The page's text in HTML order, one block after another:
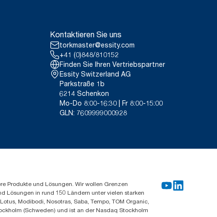
Kontaktieren Sie uns
torkmaster@essity.com
+41 (0)848/810152
Finden Sie Ihren Vertriebspartner
Essity Switzerland AG
Parkstraße 1b
6214 Schenkon
Mo-Do 8:00-16:30 | Fr 8:00-15:00
GLN: 7609999000928
Produkte und Lösungen. Wir wollen Grenzen
Lösungen in rund 150 Ländern unter vielen starken
Modibodi, Nosotras, Saba, Tempo, TOM Organic,
(Schweden) und ist an der Nasdaq Stockholm